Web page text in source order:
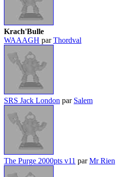
Krach'Bulle
WAAAGH parThordval
SRS Jack London par Salem
The Purge 2000pts v11 parMr Rien